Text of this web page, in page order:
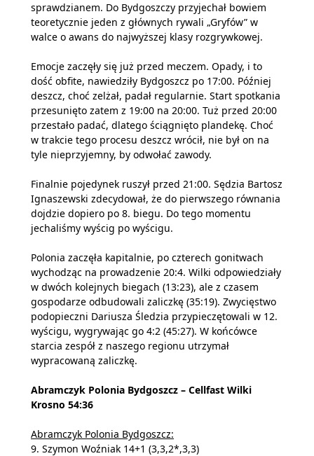
sprawdzianem. Do Bydgoszczy przyjechał bowiem
teoretycznie jeden z głównych rywali „Gryfów” w
walce o awans do najwyższej klasy rozgrywkowej.
Emocje zaczęły się już przed meczem. Opady, i to
dość obfite, nawiedziły Bydgoszcz po 17:00. Później
deszcz, choć zelżał, padał regularnie. Start spotkania
przesunięto zatem z 19:00 na 20:00. Tuż przed 20:00
przestało padać, dlatego ściągnięto plandekę. Choć
w trakcie tego procesu deszcz wrócił, nie był on na
tyle nieprzyjemny, by odwołać zawody.
Finalnie pojedynek ruszył przed 21:00. Sędzia Bartosz
Ignaszewski zdecydował, że do pierwszego równania
dojdzie dopiero po 8. biegu. Do tego momentu
jechaliśmy wyścig po wyścigu.
Polonia zaczęła kapitalnie, po czterech gonitwach
wychodząc na prowadzenie 20:4. Wilki odpowiedziały
w dwóch kolejnych biegach (13:23), ale z czasem
gospodarze odbudowali zaliczkę (35:19). Zwycięstwo
podopieczni Dariusza Śledzia przypieczętowali w 12.
wyścigu, wygrywając go 4:2 (45:27). W końcówce
starcia zespół z naszego regionu utrzymał
wypracowaną zaliczkę.
Abramczyk Polonia Bydgoszcz – Cellfast Wilki
Krosno 54:36
Abramczyk Polonia Bydgoszcz:
9. Szymon Woźniak 14+1 (3,3,2*,3,3)